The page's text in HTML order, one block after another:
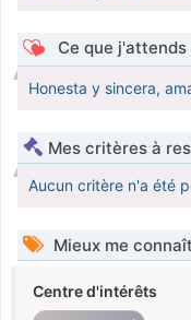
Ce que
Honesta y sincera,
Mes critères à
Aucun critère n'a été
Mieux me
Centre d'intérêts